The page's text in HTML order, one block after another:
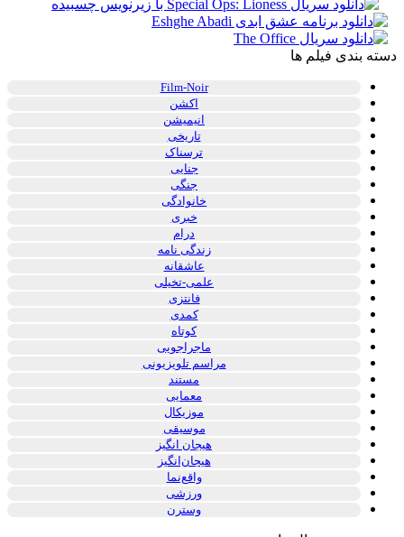
دسته بندی فیلم ها
Film-Noir
اکشن
انیمیشن
تاریخی
ترسناک
جنایی
جنگی
خانوادگی
خبری
درام
زندگی نامه
عاشقانه
علمی-تخیلی
فانتزی
کمدی
کوتاه
ماجراجویی
مراسم تلویزیونی
مستند
معمایی
موزیکال
موسیقی
هیجان انگیز
هیجان‌انگیز
واقع‌نما
ورزشی
وسترن